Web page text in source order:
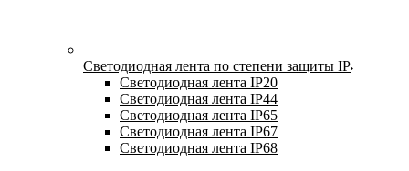
Светодиодная лента по степени защиты IP
Светодиодная лента IP20
Светодиодная лента IP44
Светодиодная лента IP65
Светодиодная лента IP67
Светодиодная лента IP68